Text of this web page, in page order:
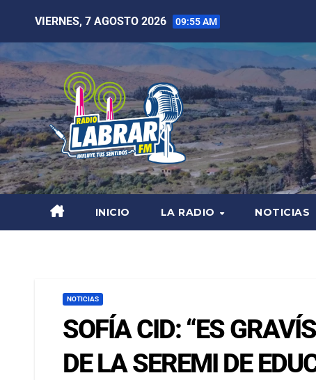
VIERNES, 7 AGOSTO 2026 09:55 AM
INICIO LA RADIO NOTICIAS
NOTICIAS
SOFÍA CID: “ES
DE LA SEREMI DE